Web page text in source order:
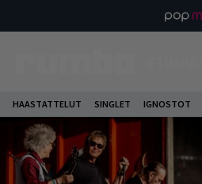
HAASTATTELUT SINGLET IGNOSTOT